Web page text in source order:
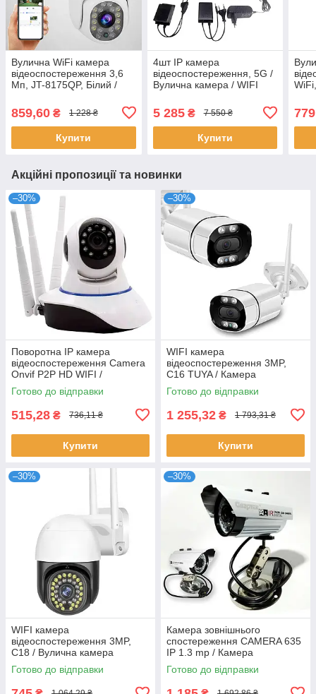
Вулична WiFi камера
відеоспостереження 3,6
Mп, JT-8175QP, Білий /
Камера для
спостереження
859,60 ₴ 1 228 ₴
Купити
4шт IP камера
відеоспостереження, 5G /
Вулична камера / WIFI
відеоспостереження
5 285₴ 7 550 ₴
Купити
779
Акційні пропозиції та новинки
–30%
Поворотна IP камера
відеоспостереження Camera
Onvif P2P HD WIFI /
Бездротова камера
відеоспостереження
Готово до відправки
515,28 ₴ 736,11 ₴
Купити
–30%
WIFI камера
відеоспостереження 3MP,
C16 TUYA / Камера
зовнішнього спостереження з
датчиком руху
Готово до відправки
1 255,32 ₴ 1 793,31 ₴
Купити
–30%
WIFI камера
відеоспостереження 3MP,
C18 / Вулична камера
поворотна / Вайфай камера
зовнішнього спостереження
Готово до відправки
–30%
Камера зовнішнього
спостереження CAMERA 635
IP 1.3 mp / Камера
відеоспостереження для
дому / Камера
Готово до відправки